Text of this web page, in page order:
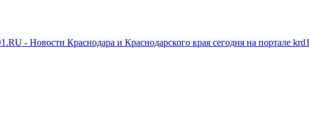
- Новости Краснодара и Краснодарского края сегодня на портале krd1